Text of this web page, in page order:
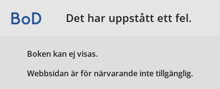
Det har uppstått ett fel.
Boken kan ej visas.
Webbsidan är för närvarande inte tillgänglig.